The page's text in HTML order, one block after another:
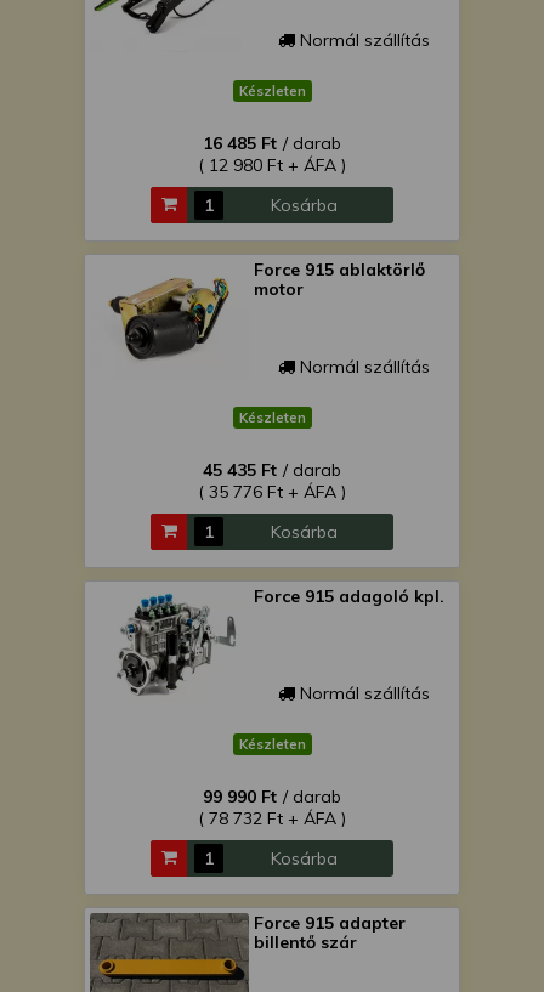
Normál szállítás
Készleten
16 485 Ft / darab
( 12 980 Ft + ÁFA )
Kosárba
Force 915 ablaktörlő
motor
Normál szállítás
Készleten
45 435 Ft / darab
( 35 776 Ft + ÁFA )
Kosárba
Force 915 adagoló kpl.
Normál szállítás
Készleten
99 990 Ft / darab
( 78 732 Ft + ÁFA )
Kosárba
Force 915 adapter
billentő szár